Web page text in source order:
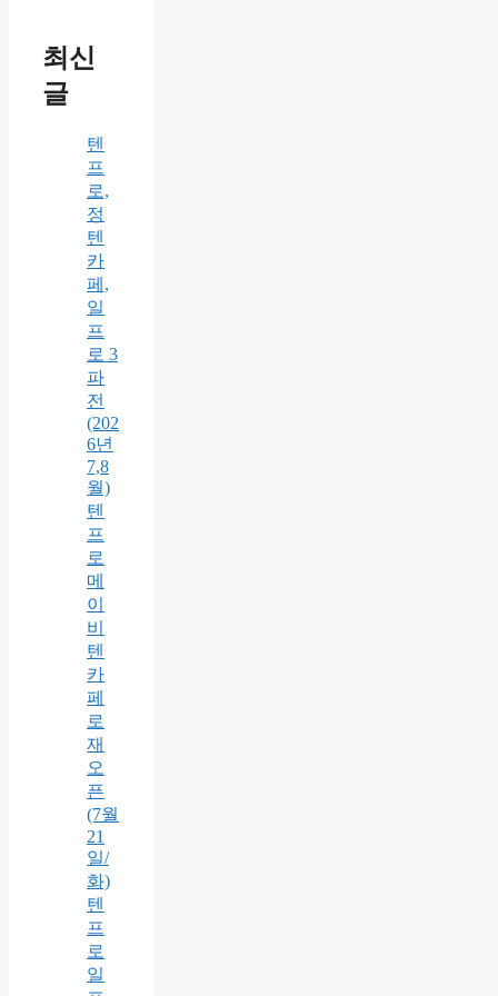
최신
글
텐
프
로,
정
텐
카
페,
일
프
로 3
파
전
(202
6년
7,8
월)
텐
프
로
메
이
비
텐
카
페
로
재
오
픈
(7월
21
일/
화)
텐
프
로
일